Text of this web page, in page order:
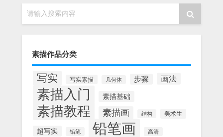
请输入搜索内容
素描作品分类
写实 写实素描 几何体 步骤 画法
素描入门 素描基础
素描教程 素描画 结构 美术生
超写实 铅笔 铅笔画 高清